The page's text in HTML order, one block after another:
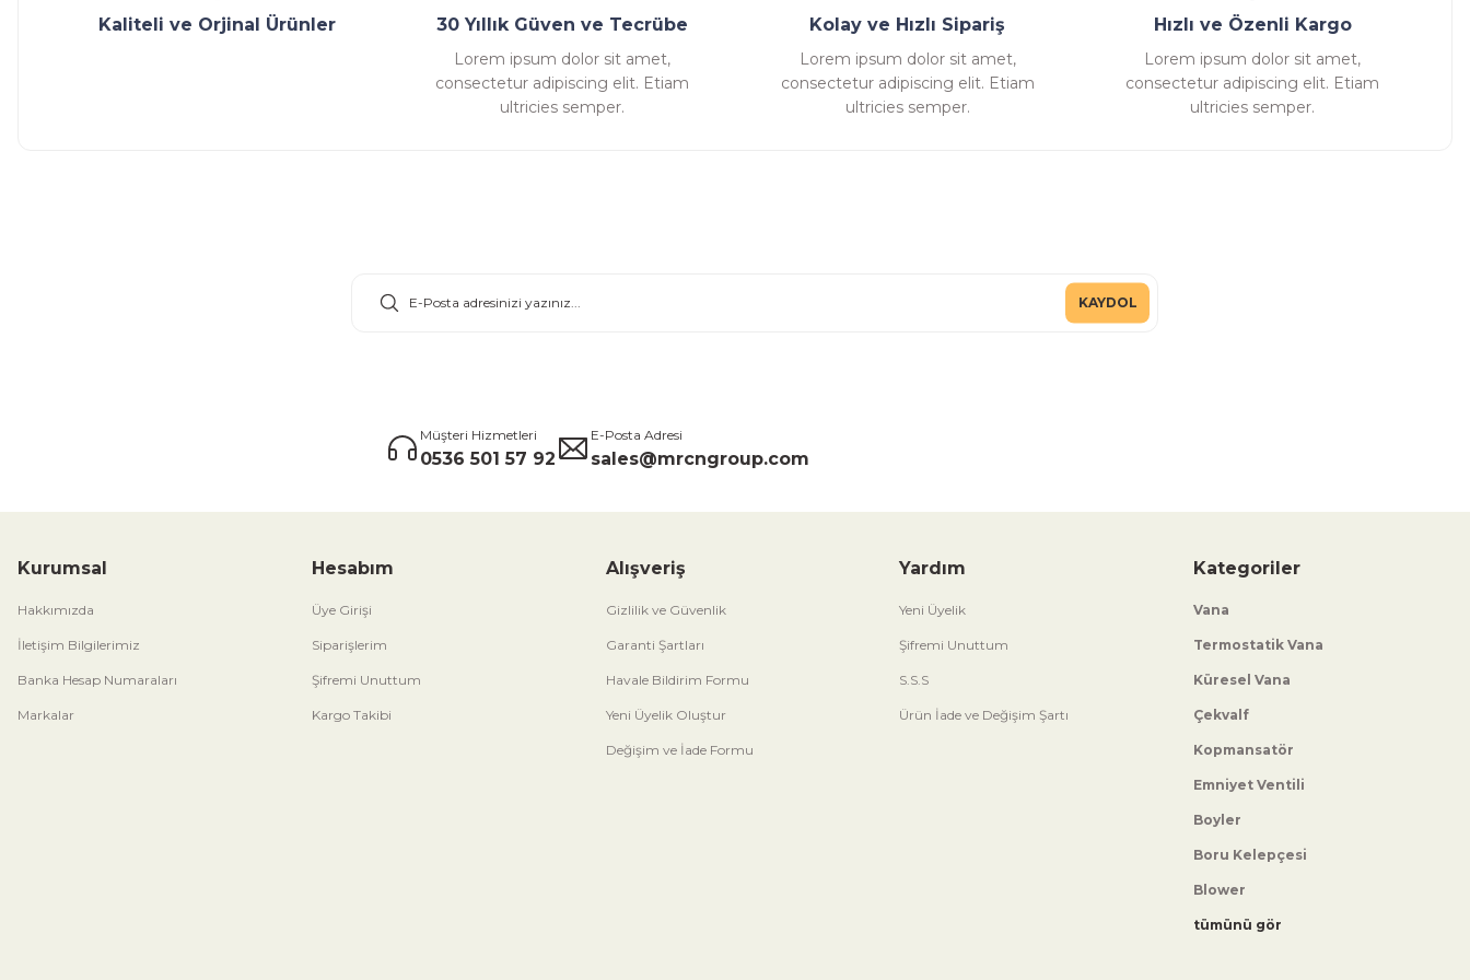
Kaliteli ve Orjinal Ürünler 30 Yıllık Güven ve Tecrübe
Lorem ipsum dolor sit amet,
consectetur adipiscing elit. Etiam
ultricies semper.
Kolay ve Hızlı Sipariş
Lorem ipsum dolor sit amet,
consectetur adipiscing elit. Etiam
ultricies semper.
Hızlı ve Özenli Kargo
Lorem ipsum dolor sit amet,
consectetur adipiscing elit. Etiam
ultricies semper.
KAYDOL
Müşteri Hizmetleri
0536 501 57 92
E-Posta Adresi
sales@mrcngroup.com
Kurumsal
Hakkımızda
İletişim Bilgilerimiz
Banka Hesap Numaraları
Markalar
Hesabım
Üye Girişi
Siparişlerim
Şifremi Unuttum
Kargo Takibi
Alışveriş
Gizlilik ve Güvenlik
Garanti Şartları
Havale Bildirim Formu
Yeni Üyelik Oluştur
Değişim ve İade Formu
Yardım
Yeni Üyelik
Şifremi Unuttum
S.S.S
Ürün İade ve Değişim Şartı
Kategoriler
Vana
Termostatik Vana
Küresel Vana
Çekvalf
Kopmansatör
Emniyet Ventili
Boyler
Boru Kelepçesi
Blower
tümünü gör